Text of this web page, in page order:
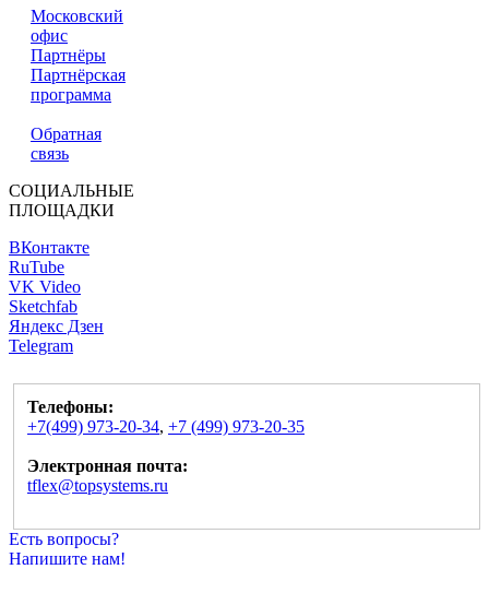
Московский
офис
Партнёры
Партнёрская
программа
Обратная
связь
СОЦИАЛЬНЫЕ
ПЛОЩАДКИ
ВКонтакте
RuTube
VK Video
Sketchfab
Яндекс Дзен
Telegram
Телефоны:
+7(499) 973-20-34, +7 (499) 973-20-35
Электронная почта:
tflex@topsystems.ru
Есть вопросы?
Напишите нам!